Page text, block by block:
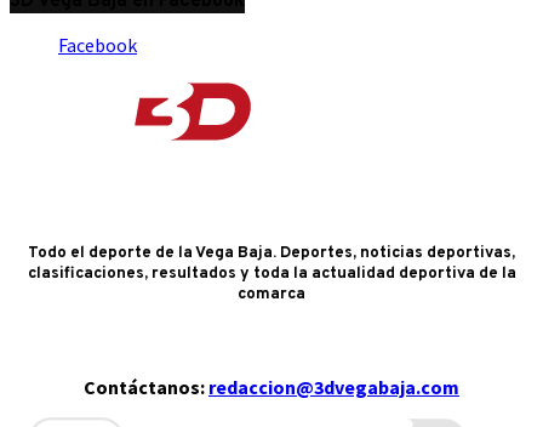
Facebook
Todo el deporte de la Vega Baja. Deportes, noticias deportivas,
clasificaciones, resultados y toda la actualidad deportiva de la
comarca
Contáctanos: redaccion@3dvegabaja.com